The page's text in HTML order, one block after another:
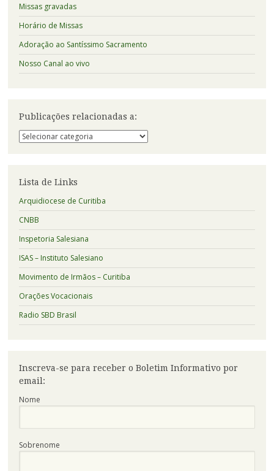
Missas gravadas
Horário de Missas
Adoração ao Santíssimo Sacramento
Nosso Canal ao vivo
Publicações relacionadas a:
Publicações
relacionadas
Lista de Links
Arquidiocese de Curitiba
CNBB
Inspetoria Salesiana
ISAS – Instituto Salesiano
Movimento de Irmãos – Curitiba
Orações Vocacionais
Radio SBD Brasil
Inscreva-se para receber o Boletim Informativo por
email:
Nome
Sobrenome